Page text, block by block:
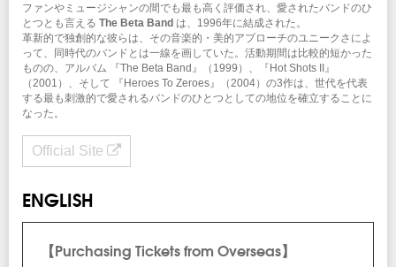
INFO
梅田クラブクアトロ06-6311-8111
企画・制作・招聘：クリエイティブマンプロダクション
ファンやミュージシャンの間でも最も高く評価され、愛されたバンドのひ
とつとも言える The Beta Band は、1996年に結成された。
革新的で独創的な彼らは、その音楽的・美的アプローチのユニークさによ
って、同時代のバンドとは一線を画していた。活動期間は比較的短かった
ものの、アルバム 『The Beta Band』（1999）、『Hot Shots II』
（2001）、そして 『Heroes To Zeroes』（2004）の3作は、世代を代表
する最も刺激的で愛されるバンドのひとつとしての地位を確立することに
なった。
Official Site
ENGLISH
【Purchasing Tickets from Overseas】